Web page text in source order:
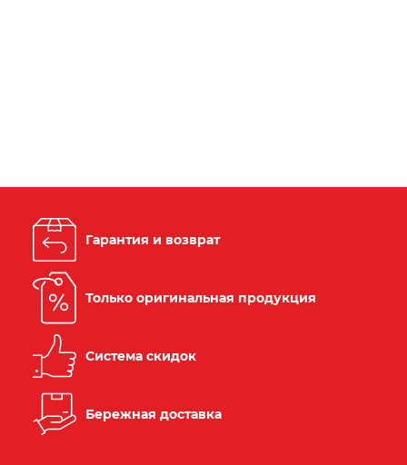
Гарантия и возврат
Только оригинальная продукция
Система скидок
Бережная доставка